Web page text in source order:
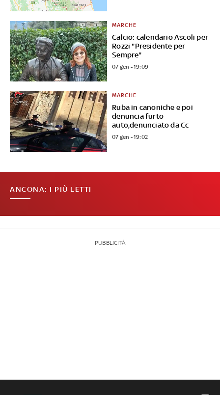
Calcio: calendario Ascoli per
Rozzi "Presidente per
Sempre"
MARCHE
07 gen - 19:09
Ruba in canoniche e poi
denuncia furto
auto,denunciato da Cc
MARCHE
07 gen - 19:02
ANCONA: I PIÙ LETTI
PUBBLICITÀ